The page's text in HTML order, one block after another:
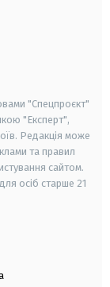
"Спецпроєкт"
"Експерт",
Редакція може
та правил
сайтом.
осіб старше 21